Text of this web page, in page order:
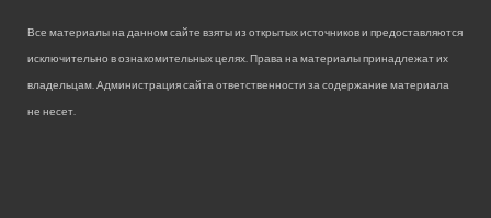
Все материалы на данном сайте взяты из открытых источников и предоставляются
исключительно в ознакомительных целях. Права на материалы принадлежат их
владельцам. Администрация сайта ответственности за содержание материала
не несет.